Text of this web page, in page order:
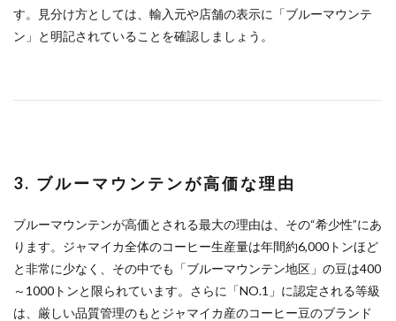
す。見分け方としては、輸入元や店舗の表示に「ブルーマウンテ
ン」と明記されていることを確認しましょう。
3. ブルーマウンテンが高価な理由
ブルーマウンテンが高価とされる最大の理由は、その“希少性”にあ
ります。ジャマイカ全体のコーヒー生産量は年間約6,000トンほど
と非常に少なく、その中でも「ブルーマウンテン地区」の豆は400
～1000トンと限られています。さらに「NO.1」に認定される等級
は、厳しい品質管理のもとジャマイカ産のコーヒー豆のブランド